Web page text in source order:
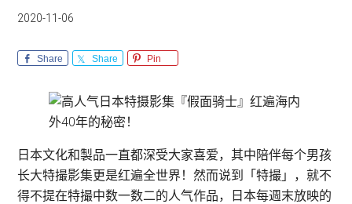
2020-11-06
Share Share Pin
日本文化和製品一直都深受大家喜爱，其中陪伴每个男孩
长大特撮影集更是红遍全世界！然而说到「特撮」，就不
得不提在特撮中数一数二的人气作品，日本每週末放映的